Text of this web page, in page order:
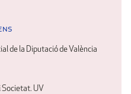
de la Diputació de València
UV